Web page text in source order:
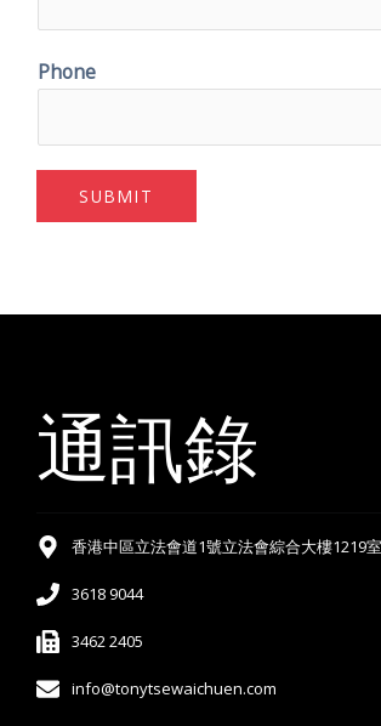
Phone
SUBMIT
通訊錄
香港中區立法會道1號立法會綜合大樓1219室
3618 9044
3462 2405
info@tonytsewaichuen.com